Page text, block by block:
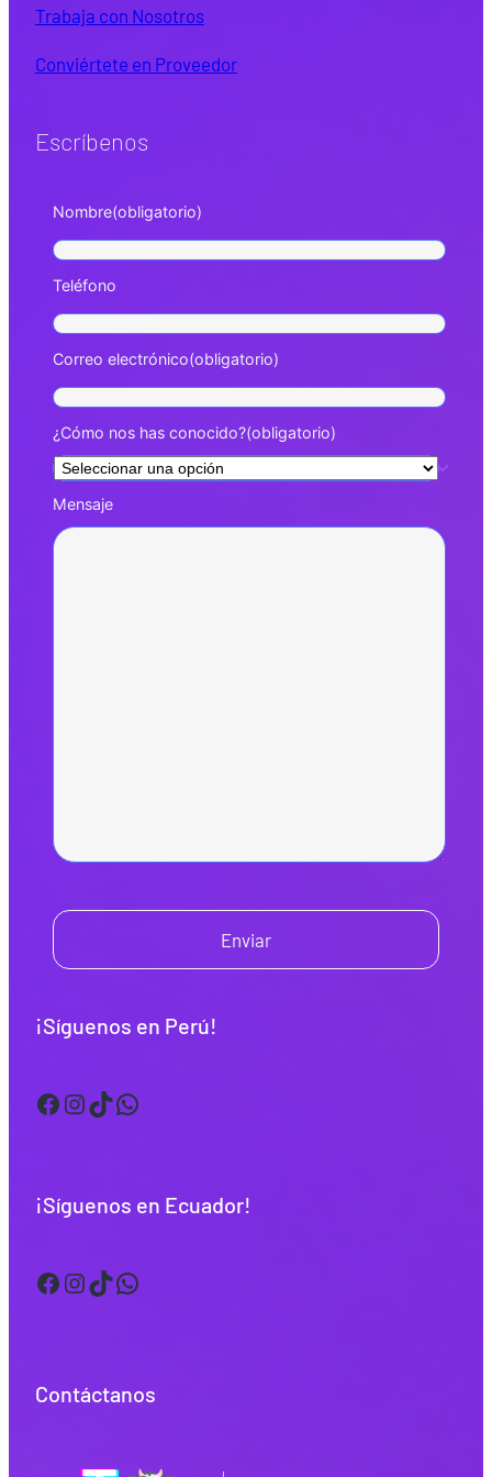
Trabaja con Nosotros
Conviértete en Proveedor
Escríbenos
Nombre(obligatorio)
Teléfono
Correo electrónico(obligatorio)
¿Cómo nos has conocido?(obligatorio)
Mensaje
Enviar
¡Síguenos en Perú!
Facebook InstagramTikTok WhatsApp
¡Síguenos en Ecuador!
Facebook InstagramTikTok WhatsApp
Contáctanos